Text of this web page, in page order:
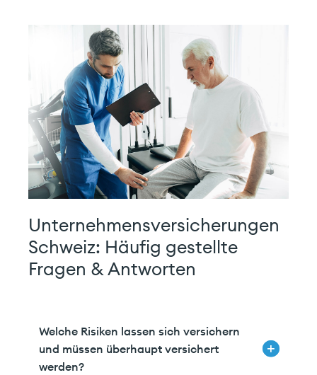
Unternehmensversicherungen
Schweiz: Häufig gestellte
Fragen & Antworten
Welche Risiken lassen sich versichern
und müssen überhaupt versichert
werden?